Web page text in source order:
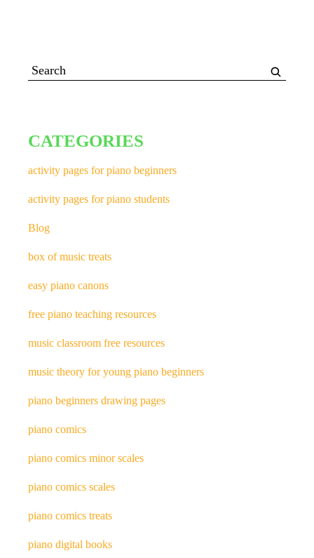
CATEGORIES
activity pages for piano beginners
activity pages for piano students
Blog
box of music treats
easy piano canons
free piano teaching resources
music classroom free resources
music theory for young piano beginners
piano beginners drawing pages
piano comics
piano comics minor scales
piano comics scales
piano comics treats
piano digital books